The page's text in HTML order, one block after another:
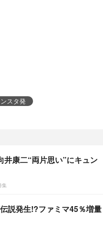
スタ発
井康二“両片思い”にキュン
集
説発生!?ファミマ45％増量